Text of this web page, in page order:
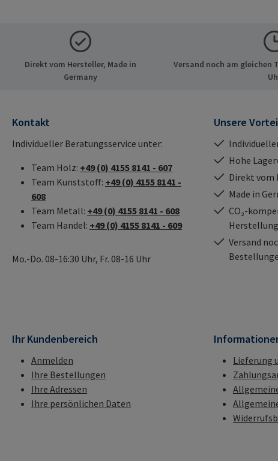
Direkt vom Hersteller, Made in
Germany
Versand noch am gleichen
Kontakt
Individueller Beratungsservice unter:
Team Holz: +49 (0) 4155 8141 - 607
Team Kunststoff: +49 (0) 4155 8141 -
608
Team Metall: +49 (0) 4155 8141 - 608
Team Handel: +49 (0) 4155 8141 - 609
Mo.-Do. 08-16:30 Uhr, Fr. 08-16 Uhr
Unsere
Hohe
Direkt
Made in
CO₂-
Herstellung
Versand
Ihr Kundenbereich
Anmelden
Ihre Bestellungen
Ihre Adressen
Ihre persönlichen Daten
Lieferung